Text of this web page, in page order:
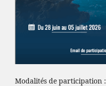
Modalités de participation :